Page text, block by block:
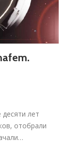
лет
отобрали